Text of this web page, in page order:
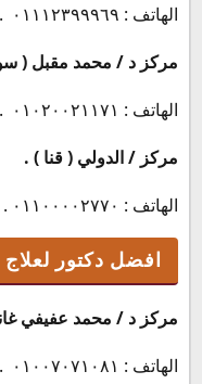
الهاتف : ٠١١١٢٣٩٩٩٦٩ .
مركز د / محمد مقبل (
الهاتف : ٠١٠٢٠٠٢١١٧١ .
مركز / الدولي ( قنا ) .
الهاتف : ٠١١٠٠٠٠٢٧٧٠ .
افضل دكتور
مركز د / محمد عفيفي
الهاتف : ٠١٠٠٧٠٧١٠٨١ .